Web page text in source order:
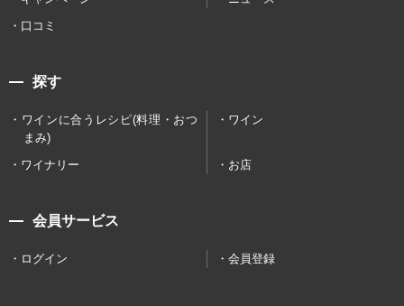
口コミ
探す
ワインに合うレシピ(料理・おつ
まみ)
ワイン
ワイナリー お店
会員サービス
ログイン 会員登録